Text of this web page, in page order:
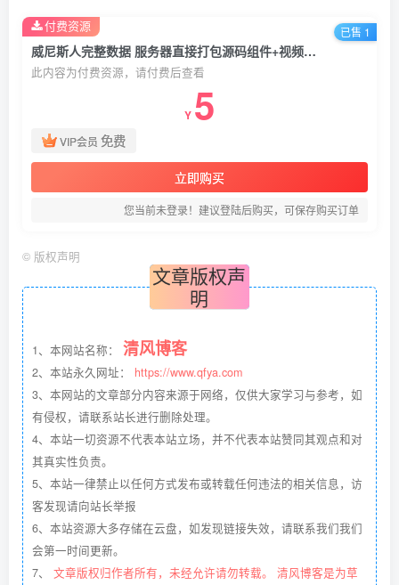
威尼斯人完整数据 服务器直接打包源码组件+视频搭建教程
此内容为付费资源，请付费后查看
Y 5
VIP会员 免费
立即购买
您当前未登录！建议登陆后购买，可保存购买订单
付费资源 已售 1
© 版权声明
文章版权声
明
1、本网站名称： 清风博客
2、本站永久网址： https://www.qfya.com
3、本网站的文章部分内容来源于网络，仅供大家学习与参考，如
有侵权，请联系站长进行删除处理。
4、本站一切资源不代表本站立场，并不代表本站赞同其观点和对
其真实性负责。
5、本站一律禁止以任何方式发布或转载任何违法的相关信息，访
客发现请向站长举报
6、本站资源大多存储在云盘，如发现链接失效，请联系我们我们
会第一时间更新。
7、 文章版权归作者所有，未经允许请勿转载。 清风博客是为草